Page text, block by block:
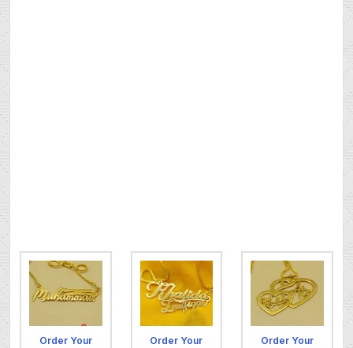
Order Your
Order Your
Order Your